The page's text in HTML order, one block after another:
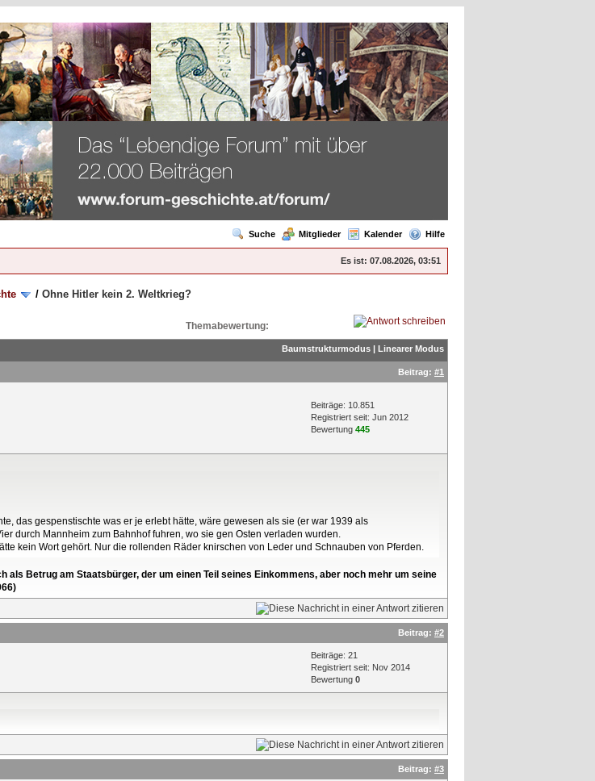
Suche Mitglieder Kalender Hilfe
Es ist: 07.08.2026, 03:51
/ Ohne Hitler kein 2. Weltkrieg?
Themabewertung:
Baumstrukturmodus | Linearer Modus
Beitrag: #1
Beiträge: 10.851
Registriert seit: Jun 2012
Bewertung 445
das gespenstischte was er je erlebt hätte, wäre gewesen als sie (er war 1939 als
durch Mannheim zum Bahnhof fuhren, wo sie gen Osten verladen wurden.
kein Wort gehört. Nur die rollenden Räder knirschen von Leder und Schnauben von Pferden.
Betrug am Staatsbürger, der um einen Teil seines Einkommens, aber noch mehr um seine
Beitrag: #2
Beiträge: 21
Registriert seit: Nov 2014
Bewertung 0
Beitrag: #3